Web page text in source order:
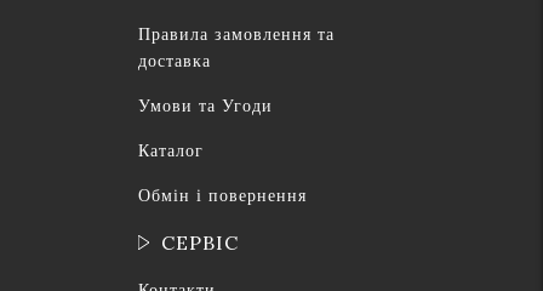
Правила замовлення та
доставка
Умови та Угоди
Каталог
Обмін і повернення
СЕРВІС